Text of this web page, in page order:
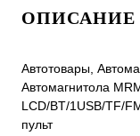
ОПИСАНИЕ
Автотовары,
Автомагнитола
LCD/BT/1USB/TF/
пульт